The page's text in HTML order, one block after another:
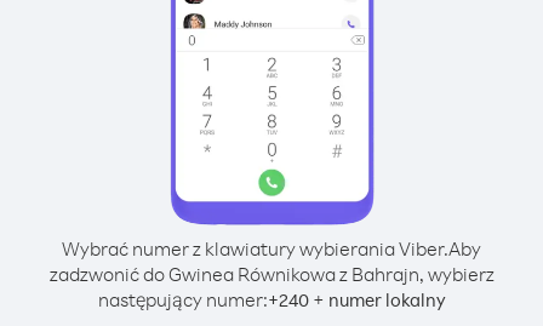
Wybrać numer z klawiatury wybierania Viber.Aby
zadzwonić do Gwinea Równikowa z Bahrajn, wybierz
następujący numer:+240+ numer lokalny